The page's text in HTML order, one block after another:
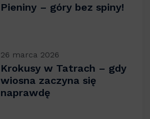
Pieniny – góry bez spiny!
26 marca 2026
Krokusy w Tatrach – gdy
wiosna zaczyna się
naprawdę